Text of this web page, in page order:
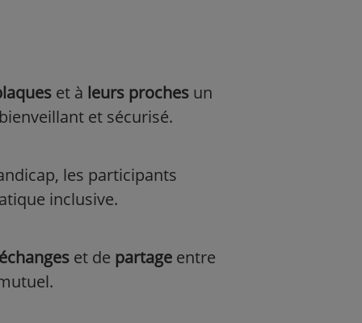
et à leurs proches un
et sécurisé.
les participants
inclusive.
et de partage entre